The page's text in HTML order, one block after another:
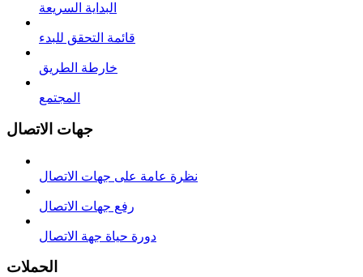
البداية السريعة
قائمة التحقق للبدء
خارطة الطريق
المجتمع
جهات الاتصال
نظرة عامة على جهات الاتصال
رفع جهات الاتصال
دورة حياة جهة الاتصال
الحملات